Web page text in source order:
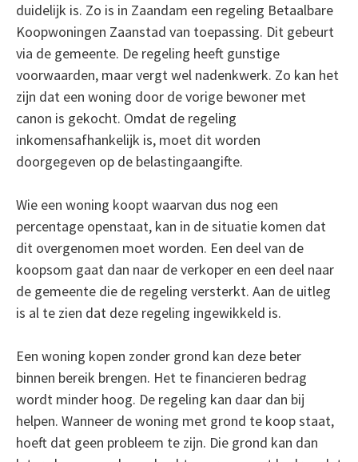
duidelijk is. Zo is in Zaandam een regeling Betaalbare
Koopwoningen Zaanstad van toepassing. Dit gebeurt
via de gemeente. De regeling heeft gunstige
voorwaarden, maar vergt wel nadenkwerk. Zo kan het
zijn dat een woning door de vorige bewoner met
canon is gekocht. Omdat de regeling
inkomensafhankelijk is, moet dit worden
doorgegeven op de belastingaangifte.
Wie een woning koopt waarvan dus nog een
percentage openstaat, kan in de situatie komen dat
dit overgenomen moet worden. Een deel van de
koopsom gaat dan naar de verkoper en een deel naar
de gemeente die de regeling versterkt. Aan de uitleg
is al te zien dat deze regeling ingewikkeld is.
Een woning kopen zonder grond kan deze beter
binnen bereik brengen. Het te financieren bedrag
wordt minder hoog. De regeling kan daar dan bij
helpen. Wanneer de woning met grond te koop staat,
hoeft dat geen probleem te zijn. Die grond kan dan